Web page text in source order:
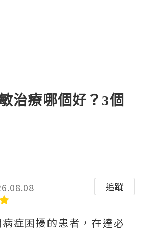
治療哪個好？3個
追蹤
症困擾的患者，在達必